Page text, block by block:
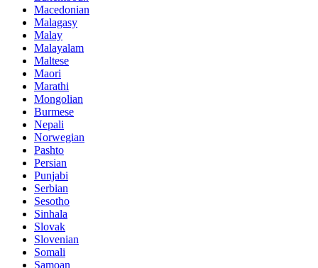
Macedonian
Malagasy
Malay
Malayalam
Maltese
Maori
Marathi
Mongolian
Burmese
Nepali
Norwegian
Pashto
Persian
Punjabi
Serbian
Sesotho
Sinhala
Slovak
Slovenian
Somali
Samoan